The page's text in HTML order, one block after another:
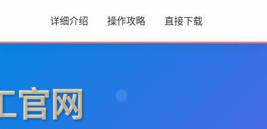
详细介绍 操作攻略 直接下载
官网